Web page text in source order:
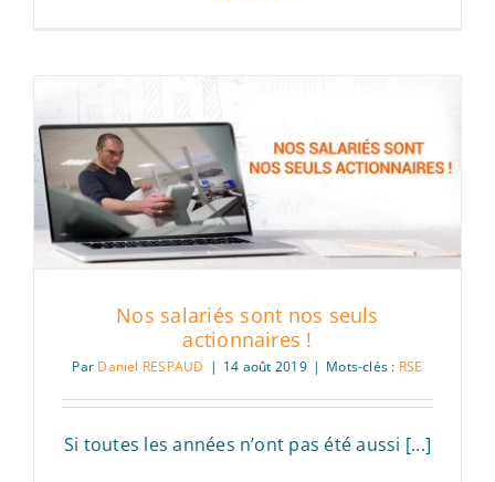
Nos salariés sont nos seuls
actionnaires !
Par Daniel RESPAUD | 14 août 2019 | Mots-clés : RSE
Si toutes les années n’ont pas été aussi [...]